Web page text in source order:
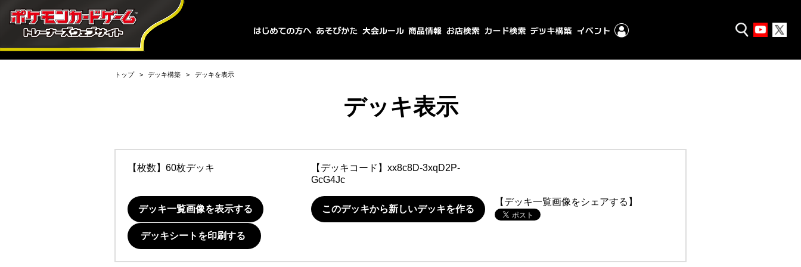
トップ デッキ構築 デッキを表示
デッキ表示
【枚数】60枚デッキ 【デッキコード】 xx8c8D-3xqD2P-
GcG4Jc
デッキ一覧画像を表示する このデッキから新しいデッキを作る
【デッキ一覧画像をシェアする】
デッキシートを印刷する